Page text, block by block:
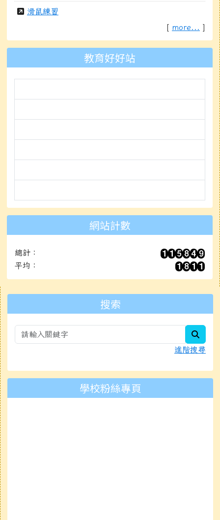
滑鼠練習
[ more... ]
教育好好站
link to https://adl.edu.tw/
link to https://
link to https://
link to https://
link to https://
網站計數
總計：
平均：
搜索
進階搜尋
學校粉絲專頁